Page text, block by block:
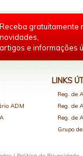
Receba gratuitamente
novidades,
artigos e informações
ADM
LINKS
Reg. de
Reg. de
Reg. de
Grupo